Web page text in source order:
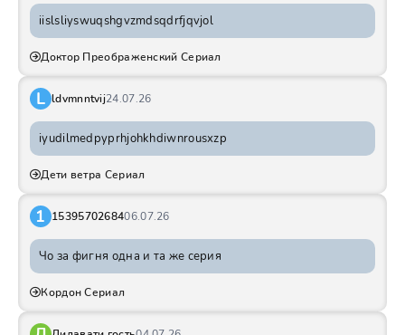
iislsliyswuqshgvzmdsqdrfjqvjol
Доктор Преображенский Сериал
L ldvmnntvij24.07.26
iyudilmedpyprhjohkhdiwnrousxzp
Дети ветра Сериал
1 1539570268406.07.26
Чо за фигня одна и та же серия
Кордон Сериал